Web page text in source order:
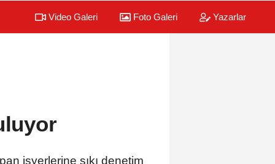
Video Galeri Foto Galeri Yazarlar
işyerlerine sıkı denetim